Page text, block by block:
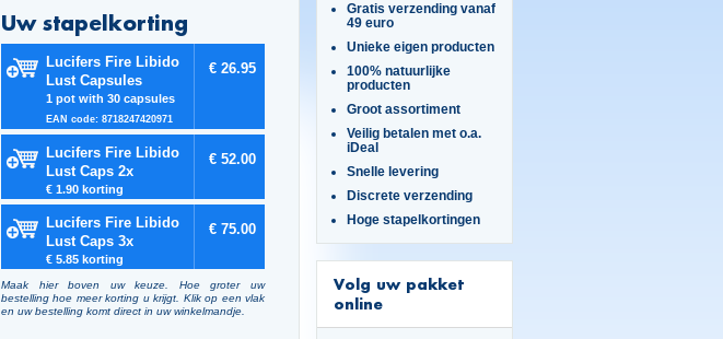
Uw stapelkorting
Lucifers Fire Libido
Lust Capsules
1 pot with 30 capsules
EAN code: 8718247420971
€ 26.95
Lucifers Fire Libido
Lust Caps 2x
€ 1.90 korting
€ 52.00
Lucifers Fire Libido
Lust Caps 3x
€ 5.85 korting
€ 75.00
Maak hier boven uw keuze. Hoe groter uw
bestelling hoe meer korting u krijgt. Klik op een vlak
en uw bestelling komt direct in uw winkelmandje.
Gratis verzending vanaf
49 euro
Unieke eigen producten
100% natuurlijke
producten
Groot assortiment
Veilig betalen met o.a.
iDeal
Snelle levering
Discrete verzending
Hoge stapelkortingen
Volg uw pakket
online